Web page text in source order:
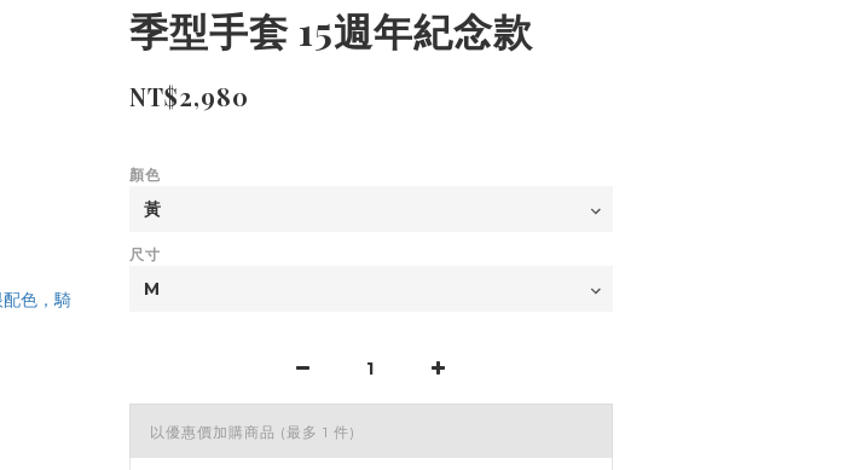
季型手套 15週年紀念款
NT$2,980
顏色
尺寸
以優惠價加購商品 (最多 1 件)